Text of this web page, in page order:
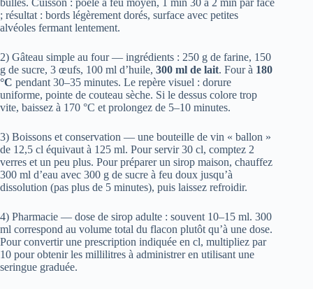
; résultat : bords légèrement dorés, surface avec petites
alvéoles fermant lentement.
2) Gâteau simple au four — ingrédients : 250 g de farine, 150
g de sucre, 3 œufs, 100 ml d’huile, 300 ml de lait. Four à 180
°C pendant 30–35 minutes. Le repère visuel : dorure
uniforme, pointe de couteau sèche. Si le dessus colore trop
vite, baissez à 170 °C et prolongez de 5–10 minutes.
3) Boissons et conservation — une bouteille de vin « ballon »
de 12,5 cl équivaut à 125 ml. Pour servir 30 cl, comptez 2
verres et un peu plus. Pour préparer un sirop maison, chauffez
300 ml d’eau avec 300 g de sucre à feu doux jusqu’à
dissolution (pas plus de 5 minutes), puis laissez refroidir.
4) Pharmacie — dose de sirop adulte : souvent 10–15 ml. 300
ml correspond au volume total du flacon plutôt qu’à une dose.
Pour convertir une prescription indiquée en cl, multipliez par
10 pour obtenir les millilitres à administrer en utilisant une
seringue graduée.